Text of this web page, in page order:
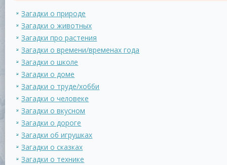
Загадки о природе
Загадки о животных
Загадки про растения
Загадки о времени/временах года
Загадки о школе
Загадки о доме
Загадки о труде/хобби
Загадки о человеке
Загадки о вкусном
Загадки о дороге
Загадки об игрушках
Загадки о сказках
Загадки о технике